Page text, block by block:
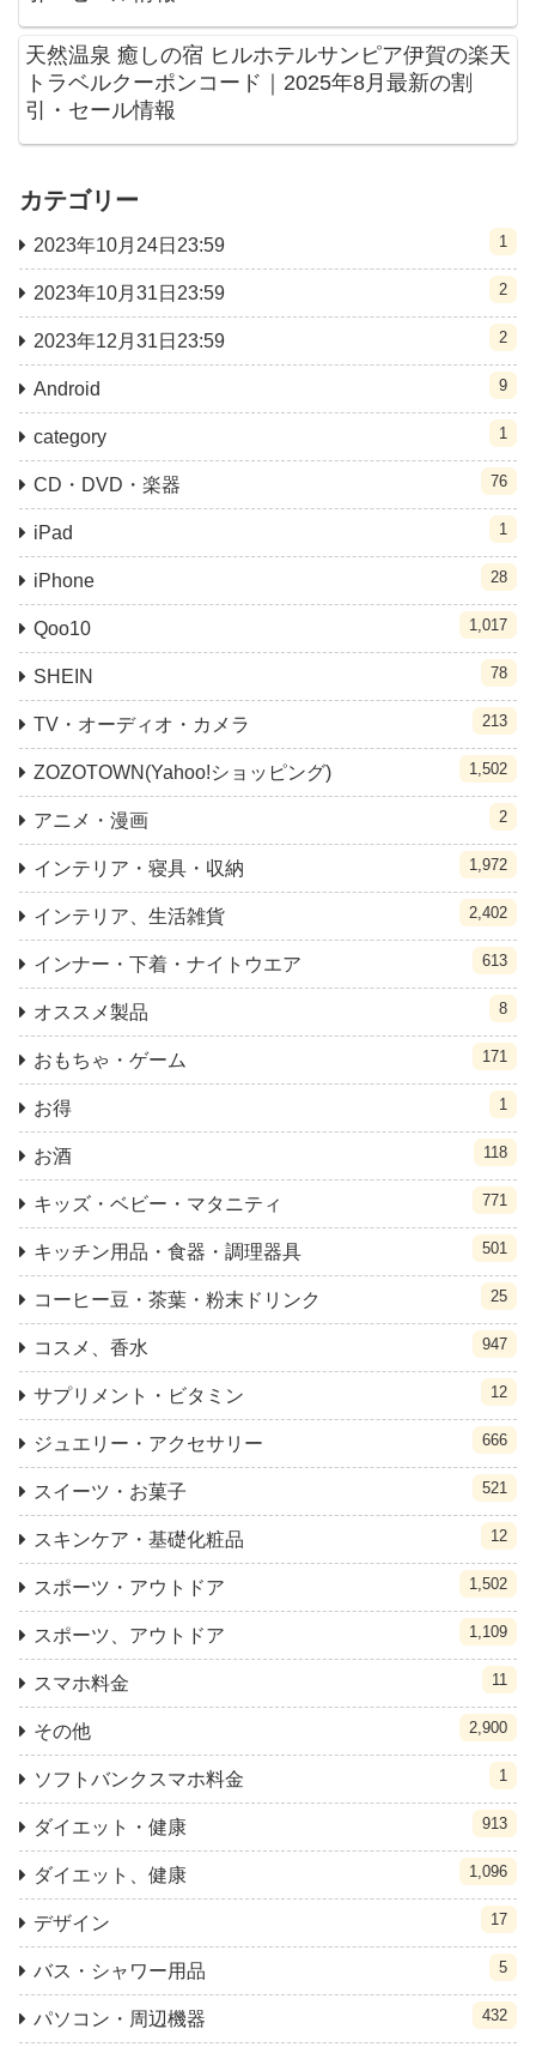
天然温泉 癒しの宿 ヒルホテルサンピア伊賀の楽天
トラベルクーポンコード｜2025年8月最新の割
引・セール情報
カテゴリー
2023年10月24日23:59 1
2023年10月31日23:59 2
2023年12月31日23:59 2
Android 9
category 1
CD・DVD・楽器 76
iPad 1
iPhone 28
Qoo10 1,017
SHEIN 78
TV・オーディオ・カメラ 213
ZOZOTOWN(Yahoo!ショッピング) 1,502
アニメ・漫画 2
インテリア・寝具・収納 1,972
インテリア、生活雑貨 2,402
インナー・下着・ナイトウエア 613
オススメ製品 8
おもちゃ・ゲーム 171
お得 1
お酒 118
キッズ・ベビー・マタニティ 771
キッチン用品・食器・調理器具 501
コーヒー豆・茶葉・粉末ドリンク 25
コスメ、香水 947
サプリメント・ビタミン 12
ジュエリー・アクセサリー 666
スイーツ・お菓子 521
スキンケア・基礎化粧品 12
スポーツ・アウトドア 1,502
スポーツ、アウトドア 1,109
スマホ料金 11
その他 2,900
ソフトバンクスマホ料金 1
ダイエット・健康 913
ダイエット、健康 1,096
デザイン 17
バス・シャワー用品 5
パソコン・周辺機器 432